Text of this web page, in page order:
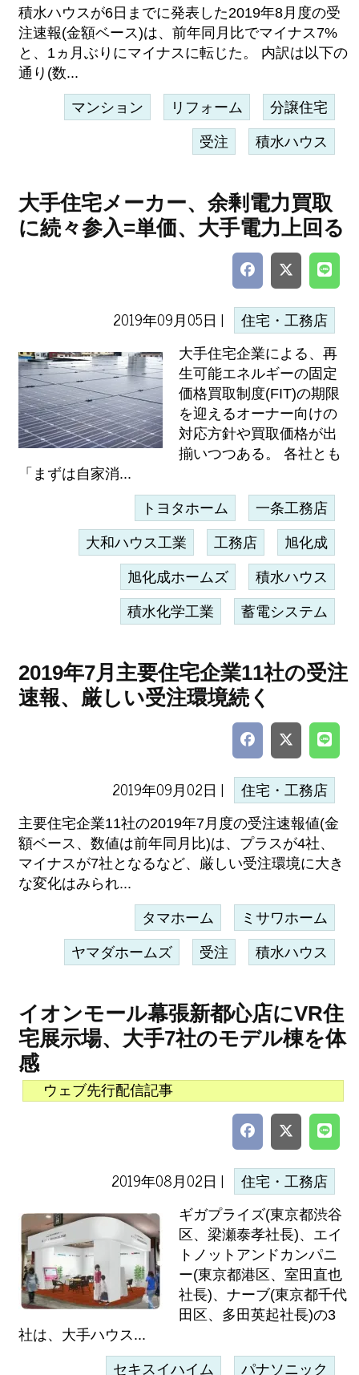
積水ハウスが6日までに発表した2019年8月度の受
注速報(金額ベース)は、前年同月比でマイナス7%
と、1ヵ月ぶりにマイナスに転じた。 内訳は以下の
通り(数...
マンション リフォーム 分譲住宅
受注 積水ハウス
大手住宅メーカー、余剰電力買取
に続々参入=単価、大手電力上回る
2019年09月05日 | 住宅・工務店
大手住宅企業による、再
生可能エネルギーの固定
価格買取制度(FIT)の期限
を迎えるオーナー向けの
対応方針や買取価格が出
揃いつつある。 各社とも
「まずは自家消...
トヨタホーム 一条工務店
大和ハウス工業 工務店 旭化成
旭化成ホームズ 積水ハウス
積水化学工業 蓄電システム
2019年7月主要住宅企業11社の受注
速報、厳しい受注環境続く
2019年09月02日 | 住宅・工務店
主要住宅企業11社の2019年7月度の受注速報値(金
額ベース、数値は前年同月比)は、プラスが4社、
マイナスが7社となるなど、厳しい受注環境に大き
な変化はみられ...
タマホーム ミサワホーム
ヤマダホームズ 受注 積水ハウス
イオンモール幕張新都心店にVR住
宅展示場、大手7社のモデル棟を体
感
ウェブ先行配信記事
2019年08月02日 | 住宅・工務店
ギガプライズ(東京都渋谷
区、梁瀬泰孝社長)、エイ
トノットアンドカンパニ
ー(東京都港区、室田直也
社長)、ナーブ(東京都千代
田区、多田英起社長)の3
社は、大手ハウス...
セキスイハイム パナソニック